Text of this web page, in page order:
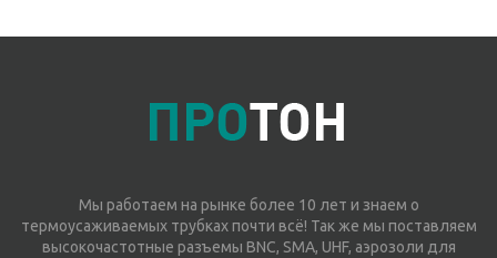
Мы работаем на рынке более 10 лет и знаем о
термоусаживаемых трубках почти всё! Так же мы поставляем
высокочастотные разъемы BNC, SMA, UHF, аэрозоли для